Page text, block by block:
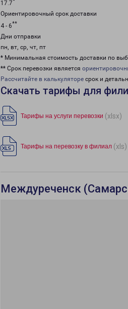
17.7
Ориентировочный срок доставки
4 - 6**
Дни отправки
пн, вт, ср, чт, пт
* Минимальная стоимость доставки по
** Срок перевозки является
Рассчитайте в калькуляторе срок и
Скачать тарифы для
Тарифы на услуги перевозки (xlsx)
Тарифы на перевозку в филиал (xls)
Междуреченск